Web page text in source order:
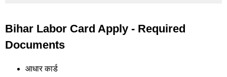
Bihar Labor Card Apply - Required
Documents
आधार कार्ड